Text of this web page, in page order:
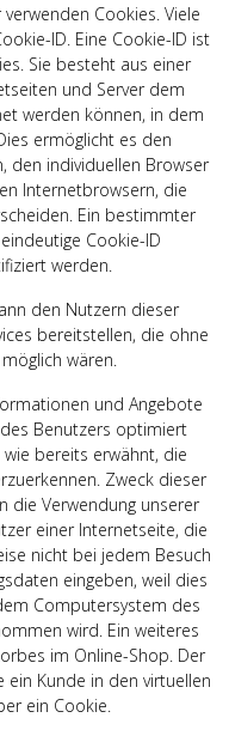
Cookies. Viele
ID. Eine Cookie-ID ist
Sie besteht aus einer
und Server dem
werden können, in dem
ermöglicht es den
den individuellen Browser
Internetbrowsern, die
Ein bestimmter
Cookie-ID
werden.
den Nutzern dieser
bereitstellen, die ohne
wären.
und Angebote
Benutzers optimiert
bereits erwähnt, die
Zweck dieser
die Verwendung unserer
einer Internetseite, die
nicht bei jedem Besuch
eingeben, weil dies
Computersystem des
wird. Ein weiteres
im Online-Shop. Der
ein Kunde in den virtuellen
ein Cookie.